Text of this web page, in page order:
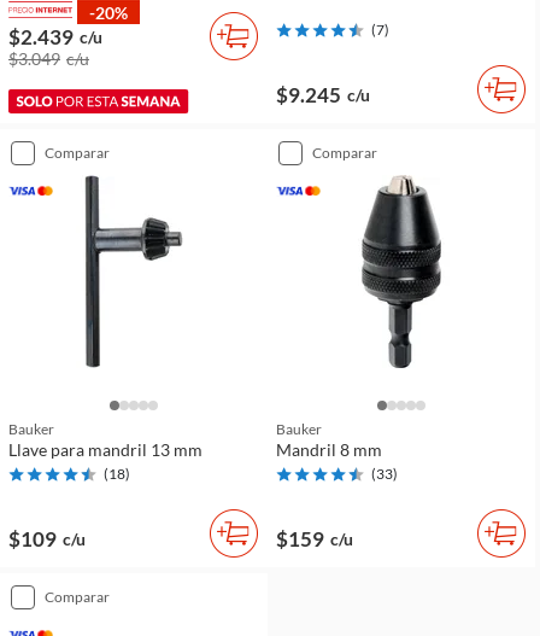
-20%
$2.439 c/u
$3.049 c/u
(7)
$9.245 c/u
comparar
Bauker
Llave para mandril 13 mm
(18)
$109 c/u
comparar
Bauker
Mandril 8 mm
(33)
$159 c/u
comparar